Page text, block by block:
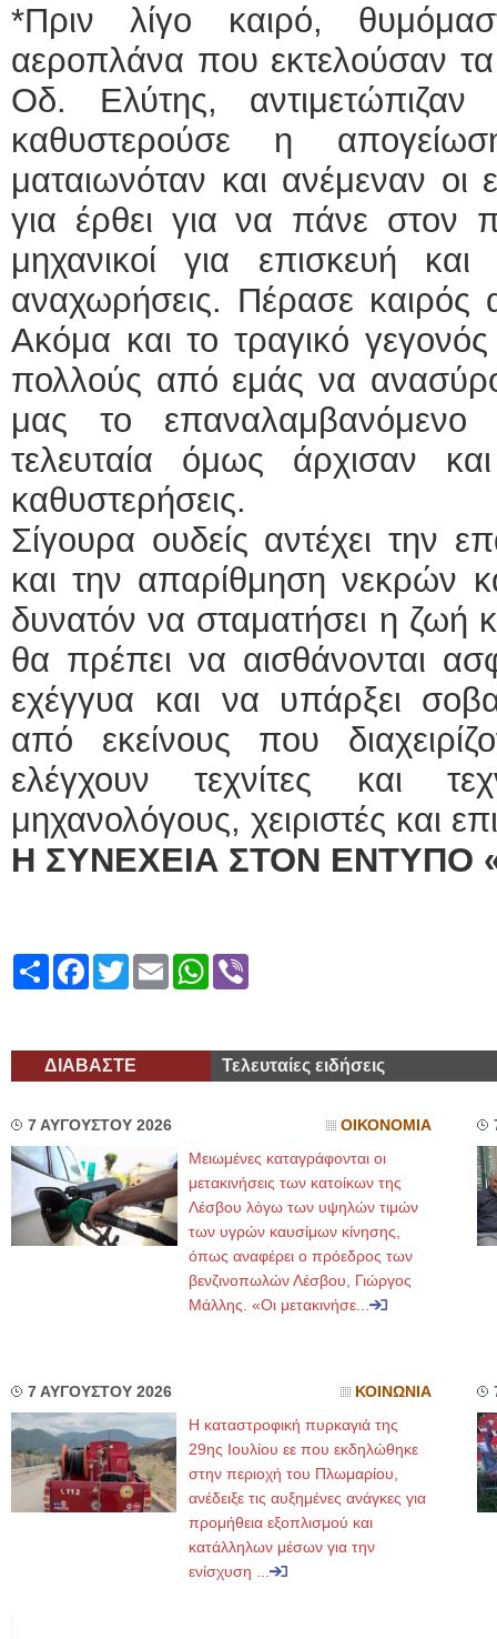
*Πριν λίγο καιρό,
αεροπλάνα που εκτελούσαν
Οδ. Ελύτης,
καθυστερούσε η
ματαιωνόταν και ανέμεναν
για έρθει για να πάνε στον
μηχανικοί για επισκευή
αναχωρήσεις. Πέρασε
Ακόμα και το τραγικό
πολλούς από εμάς να
μας το επαναλαμβανόμενο
τελευταία όμως άρχισαν
καθυστερήσεις.
Σίγουρα ουδείς αντέχει την
και την απαρίθμηση νεκρών
δυνατόν να σταματήσει η ζωή
θα πρέπει να αισθάνονται
εχέγγυα και να υπάρξει
από εκείνους που
ελέγχουν τεχνίτες και
μηχανολόγους, χειριστές και
Η ΣΥΝΕΧΕΙΑ ΣΤΟΝ ΕΝΤΥΠΟ
ShareFacebook
TwitterEmailWhatsApp
ΔΙΑΒΑΣΤΕ Τελευταίες ειδήσεις
7 ΑΥΓΟΥΣΤΟΥ 2026 ΟΙΚΟΝΟΜΙΑ
Μειωμένες καταγράφονται οι
μετακινήσεις των κατοίκων της
Λέσβου λόγω των υψηλών τιμών
των υγρών καυσίμων κίνησης,
όπως αναφέρει ο πρόεδρος των
βενζινοπωλών Λέσβου, Γιώργος
Μάλλης. «Οι μετακινήσε...
7 ΑΥΓΟΥΣΤΟΥ 2026 ΚΟΙΝΩΝΙΑ
Η καταστροφική πυρκαγιά της
29ης Ιουλίου εε που εκδηλώθηκε
στην περιοχή του Πλωμαρίου,
ανέδειξε τις αυξημένες ανάγκες για
προμήθεια εξοπλισμού και
κατάλληλων μέσων για την
ενίσχυση ...